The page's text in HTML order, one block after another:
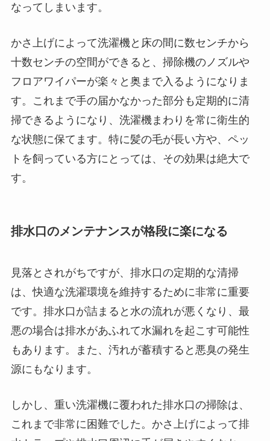
なってしまいます。
かさ上げによって洗濯機と床の間に数センチから
十数センチの空間ができると、掃除機のノズルや
フロアワイパーが楽々と奥まで入るようになりま
す。これまで手の届かなかった部分も定期的に清
掃できるようになり、洗濯機まわりを常に衛生的
な状態に保てます。特に髪の毛が長い方や、ペッ
トを飼っている方にとっては、その効果は絶大で
す。
排水口のメンテナンスが格段に楽になる
見落とされがちですが、排水口の定期的な清掃
は、快適な洗濯環境を維持するために非常に重要
です。排水口が詰まると水の流れが悪くなり、最
悪の場合は排水があふれて水漏れを起こす可能性
もあります。また、汚れが蓄積すると悪臭の発生
源にもなります。
しかし、重い洗濯機に覆われた排水口の掃除は、
これまで非常に困難でした。かさ上げによって排